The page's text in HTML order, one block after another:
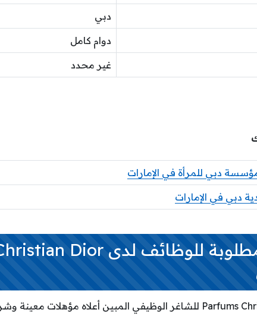
دبي
دوام كامل
غير محدد
دبي للمرأة في الإمارات
دبي في الإمارات